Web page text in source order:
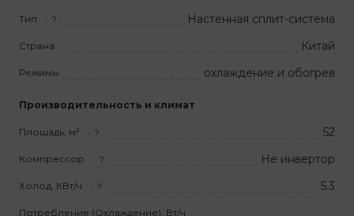
Тип ? Настенная сплит-система
Страна Китай
Режимы охлаждение и обогрев
Производительность и климат
Площадь, м² ? 52
Компрессор ? Не инвертор
Холод, КВт/ч ? 5.3
Потребление (Охлаждение), Вт/ч